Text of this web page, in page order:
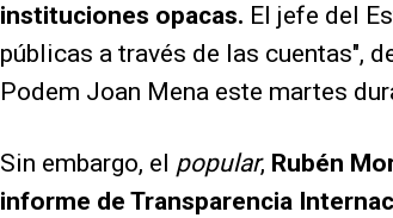
instituciones opacas. El jefe del
públicas a través de las cuentas",
Podem Joan Mena este martes
Sin embargo, el popular, Rubén
informe de Transparencia